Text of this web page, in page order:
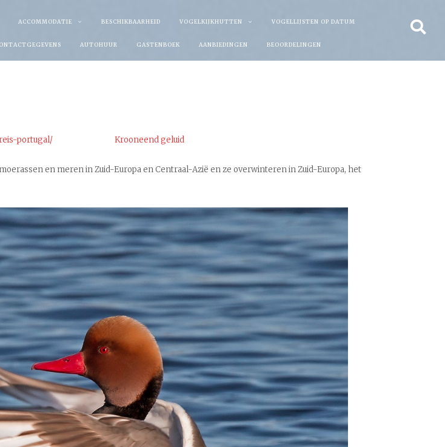
ACCOMMODATIE BESCHIKBAARHEID VOGELKIJKHUTTEN VOGELLIJSTEN OP DATUM
AUTOHUUR GASTENBOEK AANBIEDINGEN BEOORDELINGEN
portugal/ Krooneend geluid
en meren in Zuid-Europa en Centraal-Azië en ze overwinteren in Zuid-Europa, het